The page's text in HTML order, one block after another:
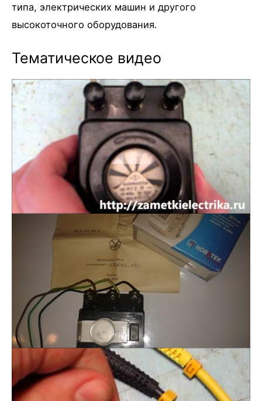
типа, электрических машин и другого
высокоточного оборудования.
Тематическое видео